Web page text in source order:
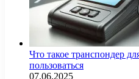
Что такое транспондер
пользоваться
07.06.2025